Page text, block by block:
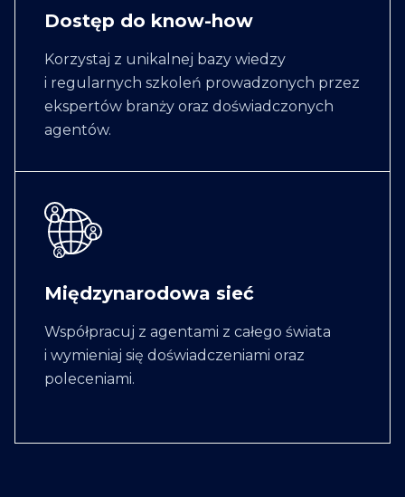
Dostęp do know-how
Korzystaj z unikalnej bazy wiedzy
i regularnych szkoleń prowadzonych przez
ekspertów branży oraz doświadczonych
agentów.
Międzynarodowa sieć
Współpracuj z agentami z całego świata
i wymieniaj się doświadczeniami oraz
poleceniami.